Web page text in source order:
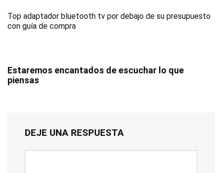
Top adaptador bluetooth tv por debajo de su presupuesto
con guía de compra
Estaremos encantados de escuchar lo que
piensas
DEJE UNA RESPUESTA